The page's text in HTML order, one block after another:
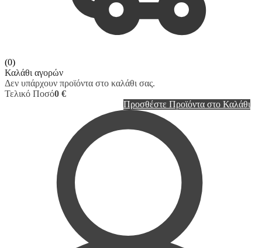
(0)
Καλάθι αγορών
Δεν υπάρχουν προϊόντα στο καλάθι σας.
Τελικό Ποσό0 €
Προσθέστε Προϊόντα στο Καλάθι